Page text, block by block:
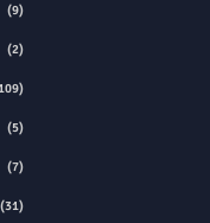
(9)
(2)
(5)
(7)
(31)